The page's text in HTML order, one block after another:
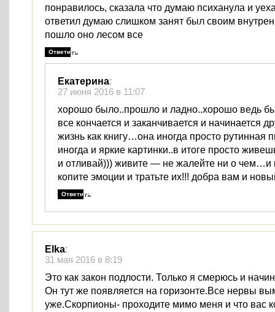
понравилось, сказала что думаю психанула и
ответил думаю слишком занят был своим
пошло оно лесом все
Ответить
Екатерина:
27 июня 2016 в 11:07
хорошо было..прошло и ладно..хорошо ведь
все кончается и заканчивается и начинается
жизнь как книгу…она иногда просто рутинная
иногда и яркие картинки..в итоге просто
и отливай))) живите — не жалейте ни о чем…и
копите эмоции и тратьте их!!! добра вам и
Ответить
Elka:
31 мая 2016 в 8:19
Это как закон подлости. Только я смерюсь и
Он тут же появляется на горизонте.Все нервы
уже.Скорпионы- проходите мимо меня и что вас